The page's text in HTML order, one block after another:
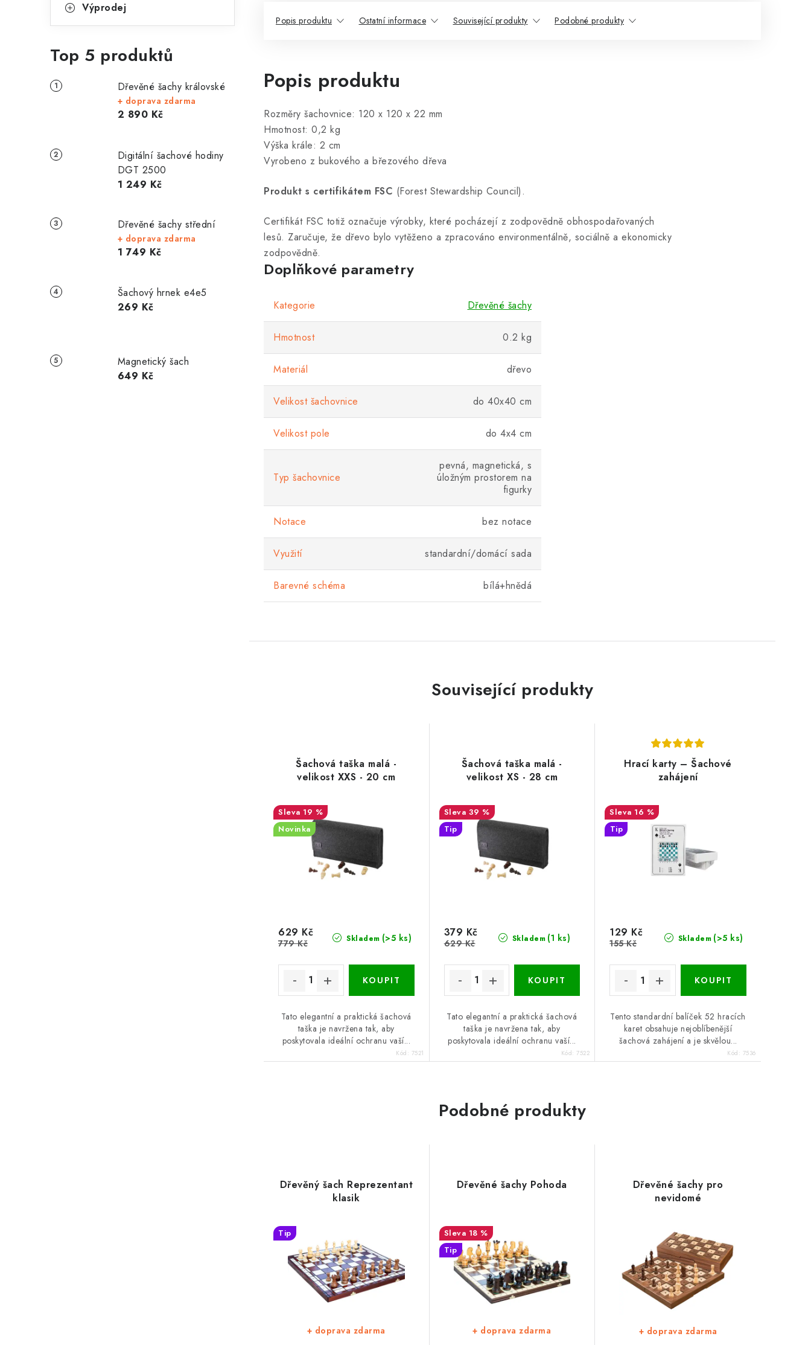
Výprodej
Top 5 produktů
Dřevěné šachy královské
+ doprava zdarma
2 890 Kč
Digitální šachové hodiny
DGT 2500
1 249 Kč
Dřevěné šachy střední
+ doprava zdarma
1 749 Kč
Šachový hrnek e4e5
269 Kč
Magnetický šach
649 Kč
Popis produktu Ostatní informace Související produkty Podobné produkty
Popis produktu
Rozměry šachovnice: 120 x 120 x 22 mm
Hmotnost: 0,2 kg
Výška krále: 2 cm
Vyrobeno z bukového a březového dřeva
Produkt s certifikátem FSC (Forest Stewardship Council).
Certifikát FSC totiž označuje výrobky, které pocházejí z zodpovědně obhospodařovaných
lesů. Zaručuje, že dřevo bylo vytěženo a zpracováno environmentálně, sociálně a ekonomicky
zodpovědně.
Doplňkové parametry
Kategorie Dřevěné šachy
Hmotnost 0.2 kg
Materiál dřevo
Velikost šachovnice do 40x40 cm
Velikost pole do 4x4 cm
Typ šachovnice
pevná, magnetická, s
úložným prostorem na
figurky
Notace bez notace
Využití standardní/domácí sada
Barevné schéma bílá+hnědá
Související produkty
Šachová taška malá -
velikost XXS - 20 cm
19 %
Novinka
Skladem (>5 ks)
629 Kč
779 Kč
Tato elegantní a praktická šachová
taška je navržena tak, aby
poskytovala ideální ochranu vaší...
Kód: 7521
Šachová taška malá -
velikost XS - 28 cm
39 %
Tip
Skladem (1 ks)
379 Kč
629 Kč
Tato elegantní a praktická šachová
taška je navržena tak, aby
poskytovala ideální ochranu vaší...
Kód:7522
Hrací karty – Šachové
zahájení
16 %
Tip
Skladem (>5 ks)
129 Kč
155 Kč
Tento standardní balíček 52 hracích
karet obsahuje nejoblíbenější
šachová zahájení a je skvělou...
Kód: 7536
Podobné produkty
Dřevěný šach Reprezentant
klasik
Tip
+ doprava zdarma
Dřevěné šachy Pohoda
18 %
Tip
+ doprava zdarma
Dřevěné šachy pro
nevidomé
+ doprava zdarma